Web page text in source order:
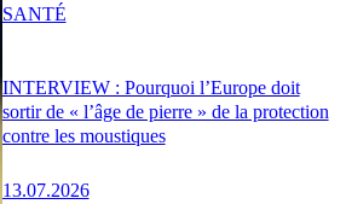
INTERVIEW : Pourquoi l’Europe doit
sortir de « l’âge de pierre » de la protection
contre les moustiques
13.07.2026
SANTÉ